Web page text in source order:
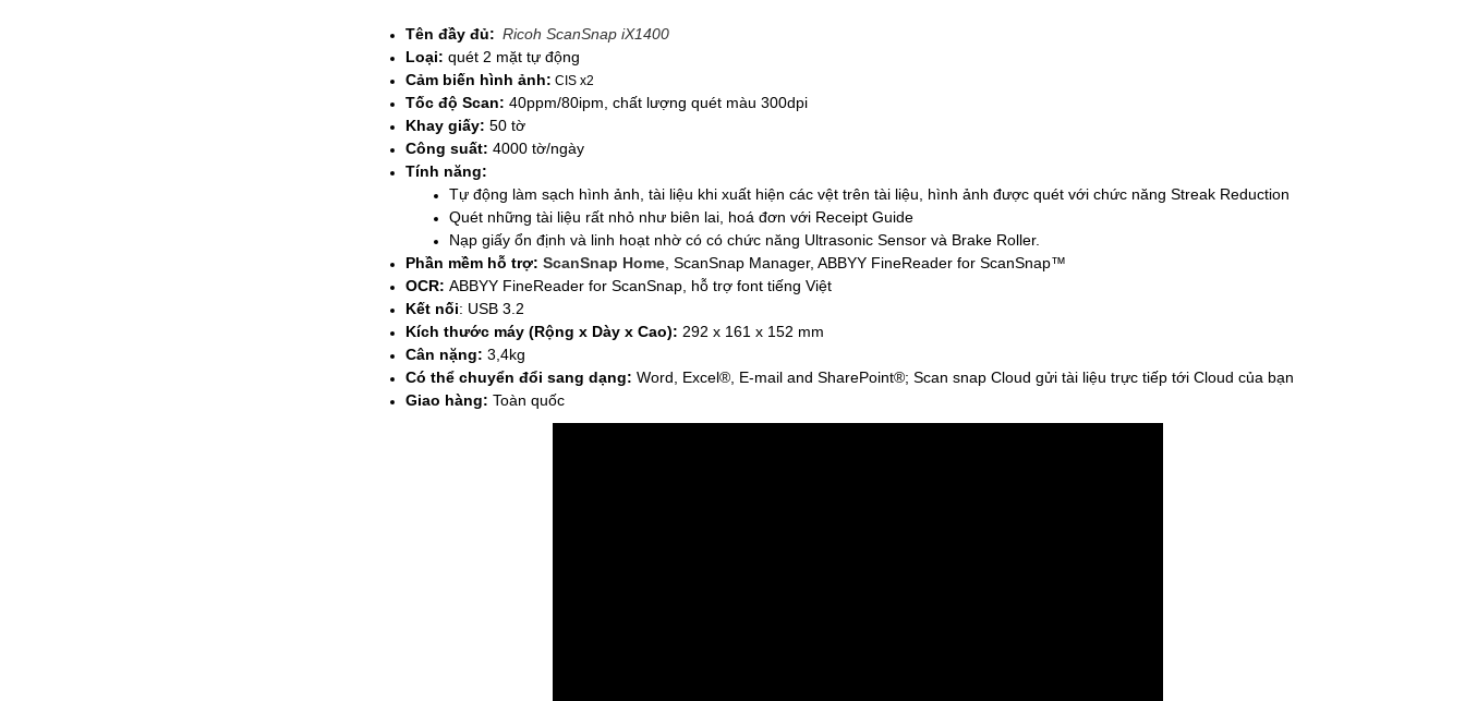
Tên đầy đủ: Ricoh ScanSnap iX1400
Loại: quét 2 mặt tự động
Cảm biến hình ảnh: CIS x2
Tốc độ Scan: 40ppm/80ipm, chất lượng quét màu 300dpi
Khay giấy: 50 tờ
Công suất: 4000 tờ/ngày
Tính năng:
Tự động làm sạch hình ảnh, tài liệu khi xuất hiện các vệt trên tài liệu, hình ảnh được quét với chức năng Streak Reduction
Quét những tài liệu rất nhỏ như biên lai, hoá đơn với Receipt Guide
Nạp giấy ổn định và linh hoạt nhờ có có chức năng Ultrasonic Sensor và Brake Roller.
Phần mềm hỗ trợ: ScanSnap Home, ScanSnap Manager, ABBYY FineReader for ScanSnap™
OCR: ABBYY FineReader for ScanSnap, hỗ trợ font tiếng Việt
Kết nối: USB 3.2
Kích thước máy (Rộng x Dày x Cao): 292 x 161 x 152 mm
Cân nặng: 3,4kg
Có thể chuyển đổi sang dạng: Word, Excel®, E-mail and SharePoint®; Scan snap Cloud gửi tài liệu trực tiếp tới Cloud của bạn
Giao hàng: Toàn quốc